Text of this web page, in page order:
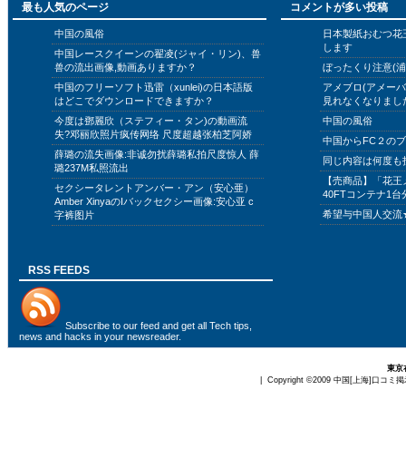
最も人気のページ
中国の風俗
中国レースクイーンの翟凌(ジャイ・リン)、兽
兽の流出画像,動画ありますか？
中国のフリーソフト迅雷（xunlei)の日本語版
はどこでダウンロードできますか？
今度は鄧麗欣（ステフィー・タン)の動画流
失?邓丽欣照片疯传网络 尺度超越张柏芝阿娇
薛璐の流失画像:非诚勿扰薛璐私拍尺度惊人 薛
璐237M私照流出
セクシータレントアンバー・アン（安心亜）
Amber XinyaのIバックセクシー画像:安心亚 c
字裤图片
コメントが多い投稿
日本製紙おむつ
します
ぼったくり注意(
アメブロ(アメー
見れなくなりまし
中国の風俗
中国からFC２の
同じ内容は何度
【売商品】「花
40FTコンテナ1台
希望与中国人交
RSS FEEDS
Subscribe to our feed and get all Tech tips,
news and hacks in your newsreader.
東京
| Copyright ©2009 中国[上海]口コミ掲